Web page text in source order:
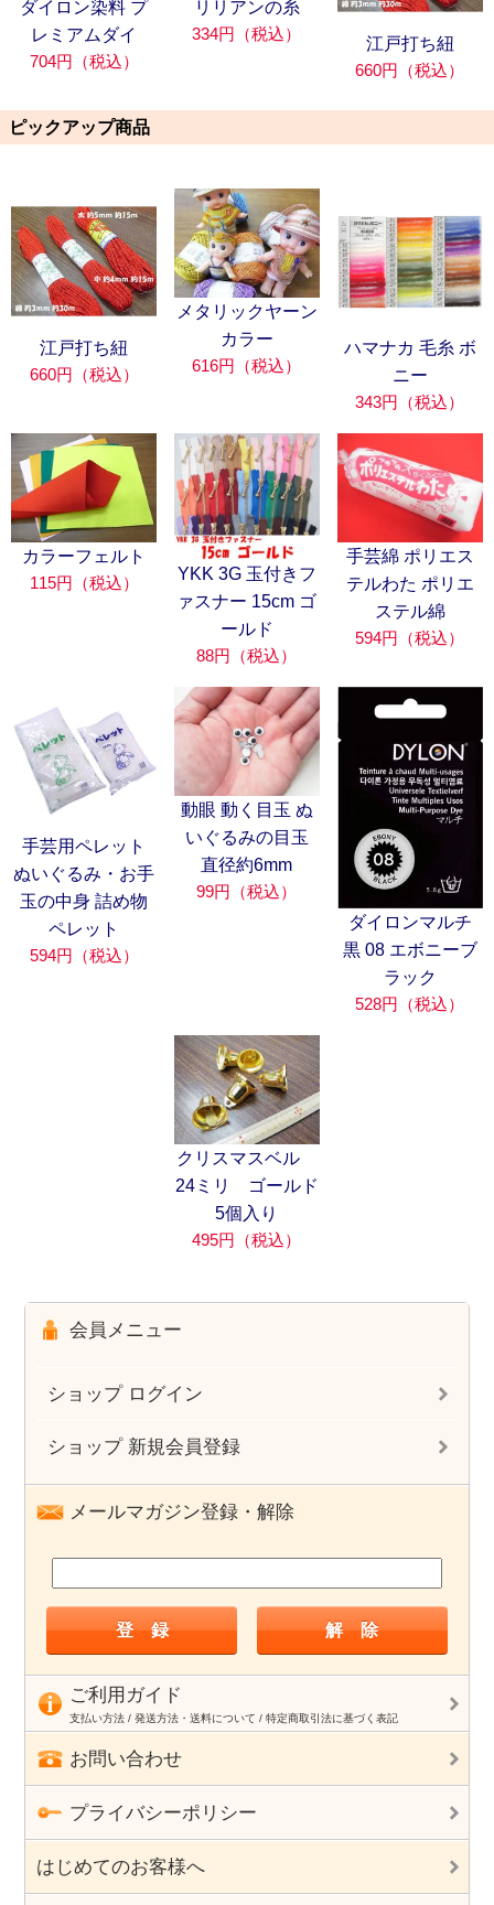
ダイロン染料 プ
レミアムダイ
704円（税込）
リリアンの糸
334円（税込）
江戸打ち紐
660円（税込）
ピックアップ商品
江戸打ち紐
660円（税込）
メタリックヤーン
カラー
616円（税込）
ハマナカ 毛糸 ボ
ニー
343円（税込）
カラーフェルト
115円（税込）
YKK 3G 玉付きフ
ァスナー 15cm ゴ
ールド
88円（税込）
手芸綿 ポリエス
テルわた ポリエ
ステル綿
594円（税込）
手芸用ペレット
ぬいぐるみ・お手
玉の中身 詰め物
ペレット
594円（税込）
動眼 動く目玉 ぬ
いぐるみの目玉
直径約6mm
99円（税込）
ダイロンマルチ
黒 08 エボニーブ
ラック
528円（税込）
クリスマスベル
24ミリ ゴールド
5個入り
495円（税込）
会員メニュー
ショップ ログイン
ショップ 新規会員登録
メールマガジン登録・解除
ご利用ガイド
支払い方法 / 発送方法・送料について / 特定商取引法に基づく表記
お問い合わせ
プライバシーポリシー
はじめてのお客様へ